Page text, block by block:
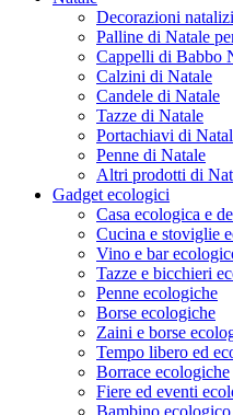
Decorazioni
Palline di Natale
Cappelli di Babbo
Calzini di Natale
Candele di Natale
Tazze di Natale
Portachiavi di
Penne di Natale
Altri prodotti di
Gadget ecologici
Casa ecologica e
Cucina e stoviglie
Vino e bar
Tazze e bicchieri
Penne ecologiche
Borse ecologiche
Zaini e borse
Tempo libero ed
Borrace ecologiche
Fiere ed eventi
Bambino ecologico